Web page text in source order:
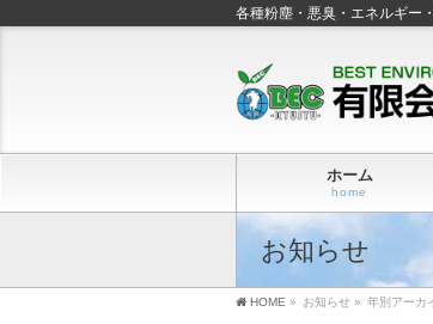
各種粉塵・悪臭・エネルギー
ホーム
home
お知らせ
HOME » お知らせ » 年別アーカ